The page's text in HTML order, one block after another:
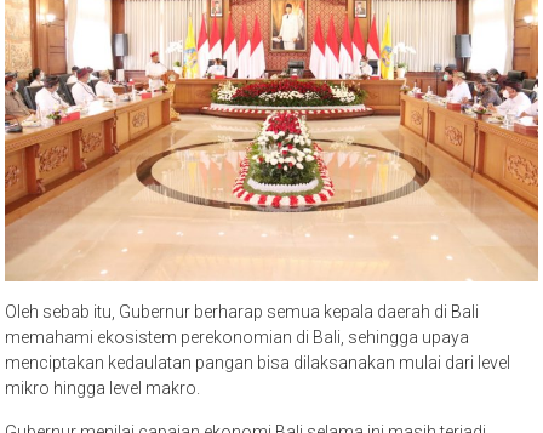
Oleh sebab itu, Gubernur berharap semua kepala daerah di Bali
memahami ekosistem perekonomian di Bali, sehingga upaya
menciptakan kedaulatan pangan bisa dilaksanakan mulai dari level
mikro hingga level makro.